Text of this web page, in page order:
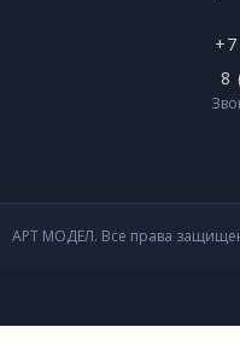
8
АРТ МОДЕЛ. Все права